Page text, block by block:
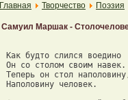
Главная Творчество Поэзия
Самуил Маршак -
Как будто слился воедино
Он со столом своим
Теперь он стол
Наполовину человек.